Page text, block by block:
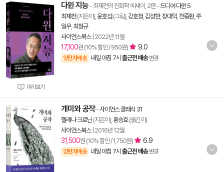
미리보기
다윈 지능 - 최재천의 진화학 에세이, 2판-드디어 다윈 5
최재천(지은이), 윤호섭(그림), 강호정 김성한,장대익 전중환, 주
일우, 최정규
사이언스북스| 2022년 11월
17,100원 (10% 할인 / 950원) 9.0
양탄자배송 내일 아침 7시 출근전 배송 변경
개미와 공작-사이언스 클래식 31
헬레나 크로닌 (지은이), 홍승효(옮긴이)
사이언스북스| 2016년 12월
31,500원 (10% 할인 / 1,750원) 6.9
양탄자배송 내일 아침 7시 출근전 배송 변경